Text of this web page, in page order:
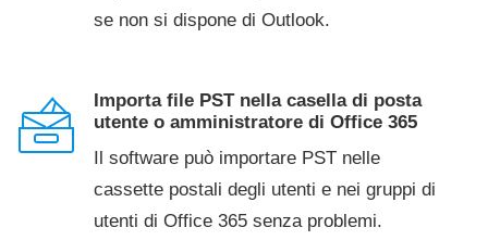
se non si dispone di Outlook.
Importa file PST nella casella di posta
utente o amministratore di Office 365
Il software può importare PST nelle
cassette postali degli utenti e nei gruppi di
utenti di Office 365 senza problemi.